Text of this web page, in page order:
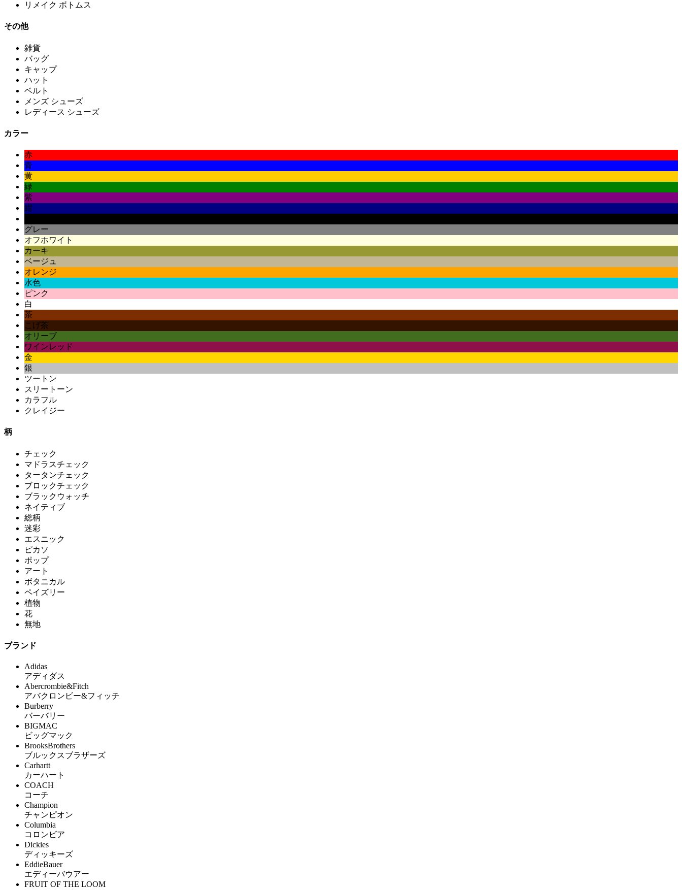
リメイク ボトムス
その他
雑貨
バッグ
キャップ
ハット
ベルト
メンズ シューズ
レディース シューズ
カラー
赤
青
黄
緑
紫
紺
グレー
オフホワイト
カーキ
ベージュ
オレンジ
水色
ピンク
白
茶
こげ茶
オリーブ
ワインレッド
金
銀
ツートン
スリートーン
カラフル
クレイジー
柄
チェック
マドラスチェック
タータンチェック
ブロックチェック
ブラックウォッチ
ネイティブ
総柄
迷彩
エスニック
ピカソ
ポップ
アート
ボタニカル
ペイズリー
植物
花
無地
ブランド
Adidas
アディダス
Abercrombie&Fitch
アバクロンビー&フィッチ
Burberry
バーバリー
BIGMAC
ビッグマック
BrooksBrothers
ブルックスブラザーズ
Carhartt
カーハート
COACH
コーチ
Champion
チャンピオン
Columbia
コロンビア
Dickies
ディッキーズ
EddieBauer
エディーバウアー
FRUIT OF THE LOOM